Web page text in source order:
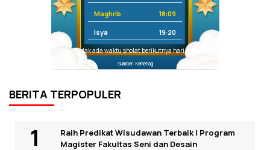
Maghrib 18:09
Isya 19:20
Tidak ada waktu sholat berikutnya hari ini.
Sumber: Kemenag
BERITA TERPOPULER
Raih Predikat Wisudawan Terbaik I Program
Magister Fakultas Seni dan Desain